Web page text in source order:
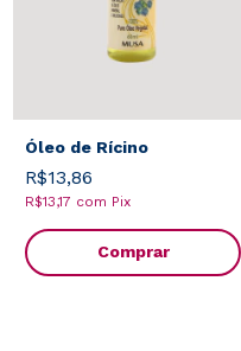
Óleo de Rícino
R$13,86
R$13,17 com Pix
Comprar